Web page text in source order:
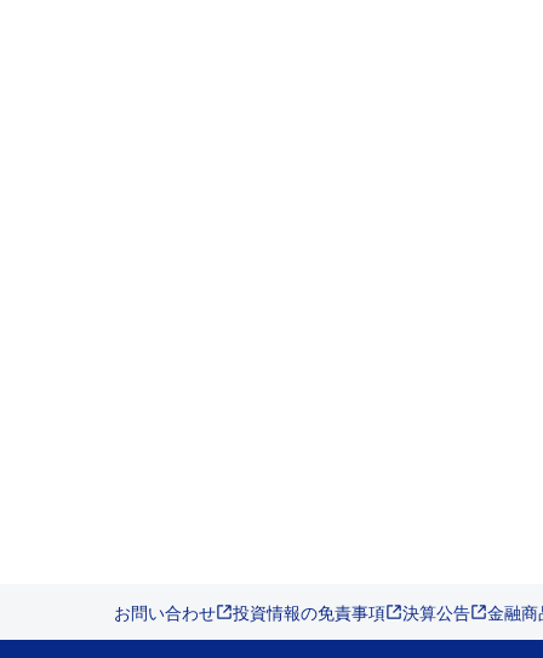
お問い合わせ 投資情報の免責事項 決算公告 金融